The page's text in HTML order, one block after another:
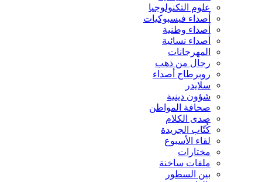
علوم التكنولوجيا
أصداء فيسبوكيات
أصداء وطنية
أصداء نسائية
المهرجانات
رجال من ذهب
روبرطاج أصداء
سلايدر
شؤون دينية
صحافة المواطن
صدى الكلام
كُتّاب الجريدة
لقاء الأسبوع
مختارات
ملفات ساخنة
بين السطور